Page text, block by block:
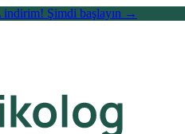
indirim! Şimdi başlayın →